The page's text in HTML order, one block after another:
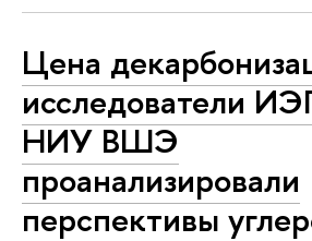
Цена
исследователи
НИУ ВШЭ
проанализировали
перспективы